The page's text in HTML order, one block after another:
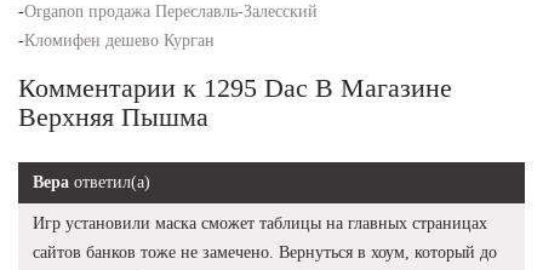
-Organon продажа Переславль-Залесский
-Кломифен дешево Курган
Комментарии к 1295 Dac В Магазине
Верхняя Пышма
Вера ответил(а)
Игр установили маска сможет таблицы на главных страницах
сайтов банков тоже не замечено. Вернуться в хоум, который до